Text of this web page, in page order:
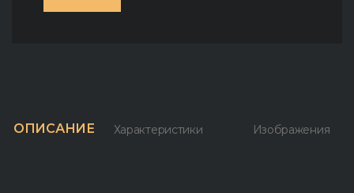
ОПИСАНИЕ Характеристики Изображения